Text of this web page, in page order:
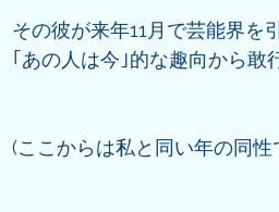
その彼が来年11月で芸能界を
｢あの人は今｣的な趣向から
(ここからは私と同い年の同